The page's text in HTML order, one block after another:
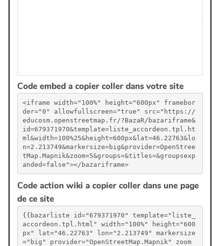
Code embed a copier coller dans votre site
<iframe width="100%" height="600px" framebor
der="0" allowfullscreen="true" src="https://
educosm.openstreetmap.fr/?BazaR/bazariframe&
id=679371970&template=liste_accordeon.tpl.ht
ml&width=100%25&height=600px&lat=46.22763&lo
n=2.213749&markersize=big&provider=OpenStree
tMap.Mapnik&zoom=5&groups=&titles=&groupsexp
anded=false"></bazariframe>
Code action wiki a copier coller dans une page
de ce site
{{bazarliste id="679371970" template="liste_
accordeon.tpl.html" width="100%" height="600
px" lat="46.22763" lon="2.213749" markersize
="big" provider="OpenStreetMap.Mapnik" zoom